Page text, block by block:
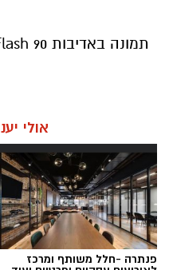
תמונה באדיבות Flash 90. צלם: יונתן זינדל.
אולי
פנתרה -חלל משותף ומרכז